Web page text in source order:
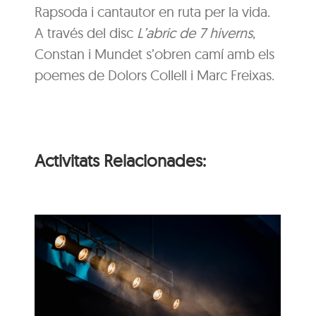
Rapsoda i cantautor en ruta per la vida.
A través del disc L’abric de 7 hiverns,
Constan i Mundet s’obren camí amb els
poemes de Dolors Collell i Marc Freixas.
Activitats Relacionades:
Música al Parc: Liza
Wuyts & Bech